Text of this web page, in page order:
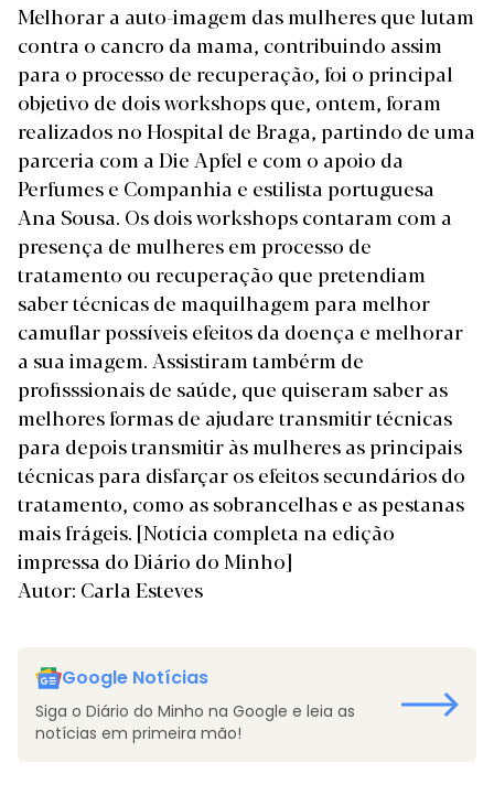
Melhorar a auto-imagem das mulheres que lutam
contra o cancro da mama, contribuindo assim
para o processo de recuperação, foi o principal
objetivo de dois workshops que, ontem, foram
realizados no Hospital de Braga, partindo de uma
parceria com a Die Apfel e com o apoio da
Perfumes e Companhia e estilista portuguesa
Ana Sousa. Os dois workshops contaram com a
presença de mulheres em processo de
tratamento ou recuperação que pretendiam
saber técnicas de maquilhagem para melhor
camuflar possíveis efeitos da doença e melhorar
a sua imagem. Assistiram tambérm de
profisssionais de saúde, que quiseram saber as
melhores formas de ajudare transmitir técnicas
para depois transmitir às mulheres as principais
técnicas para disfarçar os efeitos secundários do
tratamento, como as sobrancelhas e as pestanas
mais frágeis. [Notícia completa na edição
impressa do Diário do Minho]
Autor: Carla Esteves
Google Notícias
Siga o Diário do Minho na Google e leia as
notícias em primeira mão!